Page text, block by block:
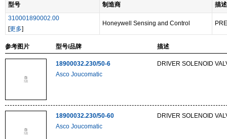
型号 制造商
描述
310001890002.00
[更多]
Honeywell Sensing and Control
参考图片 型号/品牌 描述
18900032.230/50-6
Asco Joucomatic
DRIVER SOLENOID
18900032.230/50-60
Asco Joucomatic
DRIVER SOLENOID